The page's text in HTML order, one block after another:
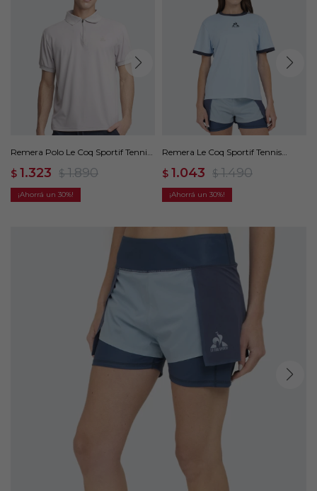
Remera Polo Le Coq Sportif Tennis
$ 1.323 $ 1.890
30
Remera Le Coq Sportif Tennis
$ 1.043 $ 1.490
30